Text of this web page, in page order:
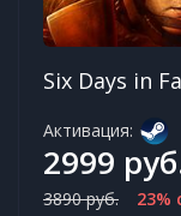
Six Days in
Активация:
2999
3890 руб. 23%